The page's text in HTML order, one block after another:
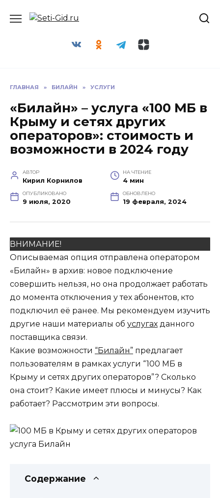
ГЛАВНАЯ » БИЛАЙН » УСЛУГИ
«Билайн» – услуга «100 МБ в
Крыму и сетях других
операторов»: стоимость и
возможности в 2024 году
АВТОР
Кирил Корнилов
НА ЧТЕНИЕ
4 мин
ОПУБЛИКОВАНО
9 июля, 2020
ОБНОВЛЕНО
19 февраля, 2024
ВНИМАНИЕ!
Описываемая опция отправлена оператором
«Билайн» в архив: новое подключение
совершить нельзя, но она продолжает работать
до момента отключения у тех абонентов, кто
подключил её ранее. Мы рекомендуем изучить
другие наши материалы об услугах данного
поставщика связи.
Какие возможности “Билайн” предлагает
пользователям в рамках услуги “100 МБ в
Крыму и сетях других операторов”? Сколько
она стоит? Какие имеет плюсы и минусы? Как
работает? Рассмотрим эти вопросы.
Содержание